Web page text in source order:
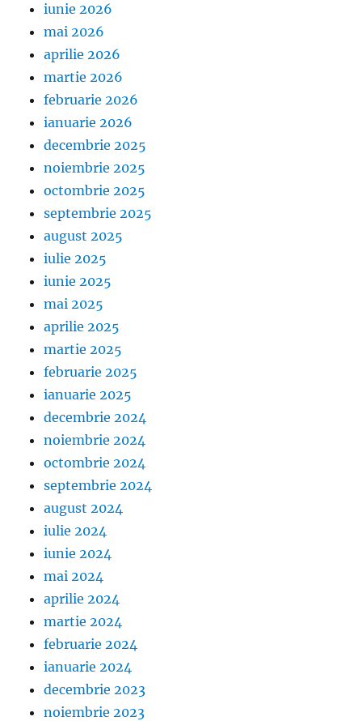
iunie 2026
mai 2026
aprilie 2026
martie 2026
februarie 2026
ianuarie 2026
decembrie 2025
noiembrie 2025
octombrie 2025
septembrie 2025
august 2025
iulie 2025
iunie 2025
mai 2025
aprilie 2025
martie 2025
februarie 2025
ianuarie 2025
decembrie 2024
noiembrie 2024
octombrie 2024
septembrie 2024
august 2024
iulie 2024
iunie 2024
mai 2024
aprilie 2024
martie 2024
februarie 2024
ianuarie 2024
decembrie 2023
noiembrie 2023